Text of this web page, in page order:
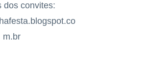
dos convites:
m.br